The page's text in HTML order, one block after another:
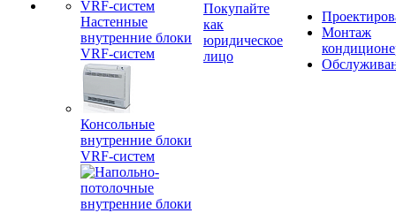
Настенные
внутренние блоки
VRF-систем
Консольные
внутренние блоки
VRF-систем
Покупайте
как
юридическое
лицо
Монтаж